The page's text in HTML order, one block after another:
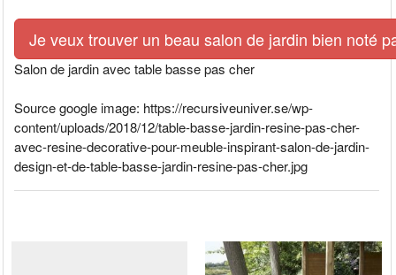
Je veux trouver un beau salon de jardin bien noté
Salon de jardin avec table basse pas cher
Source google image: https://recursiveuniver.se/wp-
content/uploads/2018/12/table-basse-jardin-resine-pas-cher-
avec-resine-decorative-pour-meuble-inspirant-salon-de-jardin-
design-et-de-table-basse-jardin-resine-pas-cher.jpg